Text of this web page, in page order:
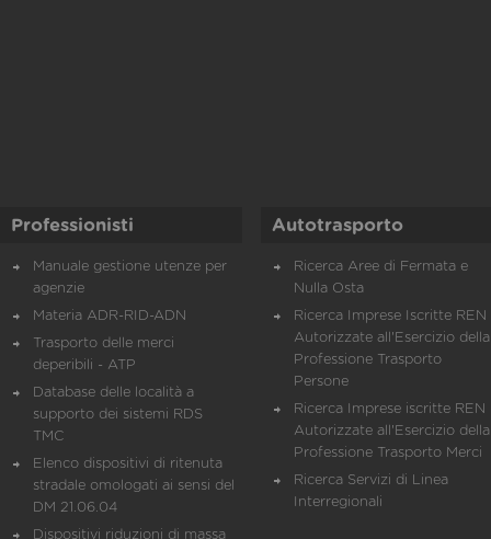
Professionisti
Manuale gestione utenze per
agenzie
Materia ADR-RID-ADN
Trasporto delle merci
deperibili - ATP
Database delle località a
supporto dei sistemi RDS
TMC
Elenco dispositivi di ritenuta
stradale omologati ai sensi del
DM 21.06.04
Dispositivi riduzioni di massa
Autotrasporto
Ricerca Aree di Fermata e
Nulla Osta
Ricerca Imprese Iscritte REN
Autorizzate all'Esercizio della
Professione Trasporto
Persone
Ricerca Imprese iscritte REN
Autorizzate all'Esercizio della
Professione Trasporto Merci
Ricerca Servizi di Linea
Interregionali